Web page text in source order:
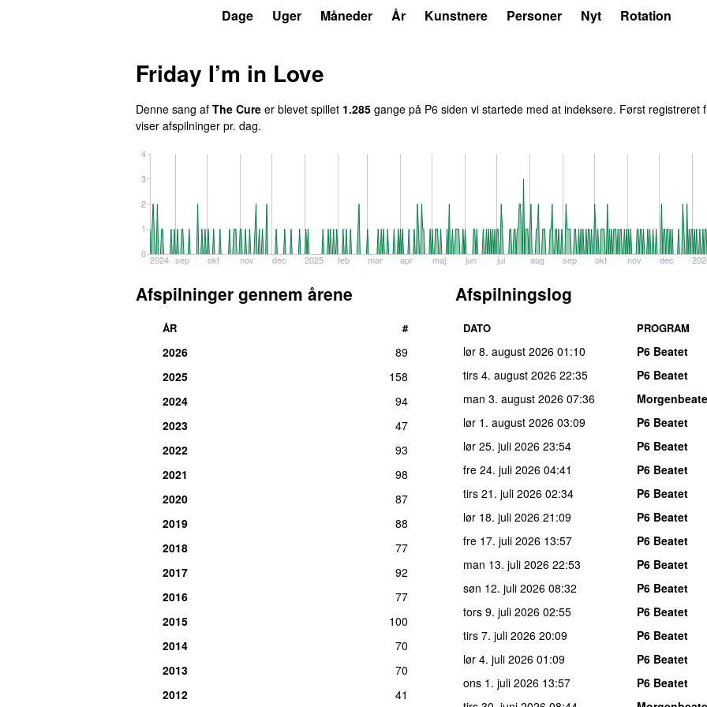
Dage Uger Måneder År Kunstnere Personer Nyt Rotation
Friday I’m in Love
Denne sang af The Cure er blevet spillet 1.285 gange på P6 siden vi startede med at indeksere. Først registreret
viser afspilninger pr. dag.
2024 sep okt nov dec 2025 feb mar apr maj jun jul aug sep okt nov dec
0
1
2
3
4
Afspilninger gennem årene
ÅR #
2026
89
2025
158
2024
94
2023
47
2022
93
2021
98
2020
87
2019
88
2018
77
2017
92
2016
77
2015
100
2014
70
2013
70
2012
41
Afspilningslog
DATO PROGRAM
lør 8. august 2026 01:10
P6 Beatet
tirs 4. august 2026 22:35
P6 Beatet
man 3. august 2026 07:36
lør 1. august 2026 03:09
P6 Beatet
lør 25. juli 2026 23:54
P6 Beatet
fre 24. juli 2026 04:41
P6 Beatet
tirs 21. juli 2026 02:34
P6 Beatet
lør 18. juli 2026 21:09
P6 Beatet
fre 17. juli 2026 13:57
P6 Beatet
man 13. juli 2026 22:53
P6 Beatet
søn 12. juli 2026 08:32
P6 Beatet
tors 9. juli 2026 02:55
P6 Beatet
tirs 7. juli 2026 20:09
P6 Beatet
lør 4. juli 2026 01:09
P6 Beatet
ons 1. juli 2026 13:57
P6 Beatet